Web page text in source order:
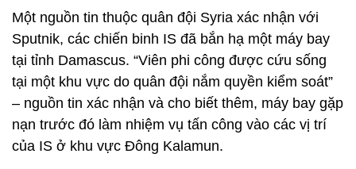
Một nguồn tin thuộc quân đội Syria xác nhận với
Sputnik, các chiến binh IS đã bắn hạ một máy bay
tại tỉnh Damascus. “Viên phi công được cứu sống
tại một khu vực do quân đội nắm quyền kiểm soát”
– nguồn tin xác nhận và cho biết thêm, máy bay gặp
nạn trước đó làm nhiệm vụ tấn công vào các vị trí
của IS ở khu vực Đông Kalamun.